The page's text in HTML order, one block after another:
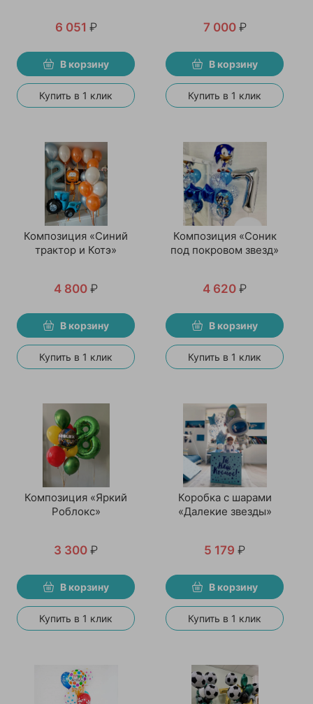
6 051 ₽
В корзину
Купить в 1 клик
7 000 ₽
В корзину
Купить в 1 клик
Композиция «Синий
трактор и Котэ»
4 800 ₽
В корзину
Купить в 1 клик
Композиция «Соник
под покровом звезд»
4 620 ₽
В корзину
Купить в 1 клик
Композиция «Яркий
Роблокс»
3 300 ₽
В корзину
Купить в 1 клик
Коробка с шарами
«Далекие звезды»
5 179 ₽
В корзину
Купить в 1 клик